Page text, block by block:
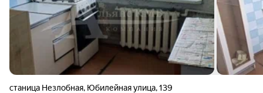
станица Незлобная, Юбилейная улица,139